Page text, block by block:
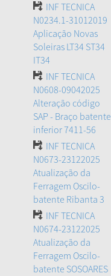
INF TECNICA
N0234.1-31012019
Aplicação Novas
Soleiras LT34 ST34
IT34
INF TECNICA
N0608-09042025
Alteração código
SAP - Braço batente
inferior 7411-56
INF TECNICA
N0673-23122025
Atualização da
Ferragem Oscilo-
batente Ribanta 3
INF TECNICA
N0674-23122025
Atualização da
Ferragem Oscilo-
batente SOSOARES